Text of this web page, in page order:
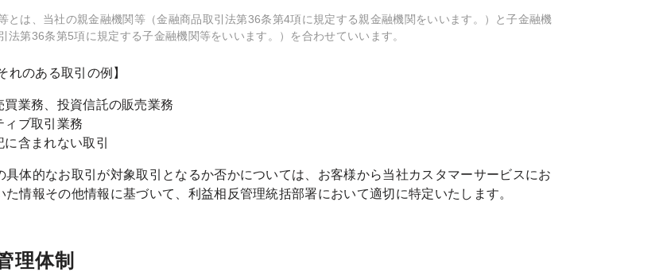
とは、当社の親金融機関等（金融商品取引法第36条第4項に規定する親金融機関をいいます。）と子金融機
法第36条第5項に規定する子金融機関等をいいます。）を合わせていいます。
れのある取引の例】
買業務、投資信託の販売業務
ィブ取引業務
含まれない取引
具体的なお取引が対象取引となるか否かについては、お客様から当社カスタマーサービスにお
た情報その他情報に基づいて、利益相反管理統括部署において適切に特定いたします。
理体制